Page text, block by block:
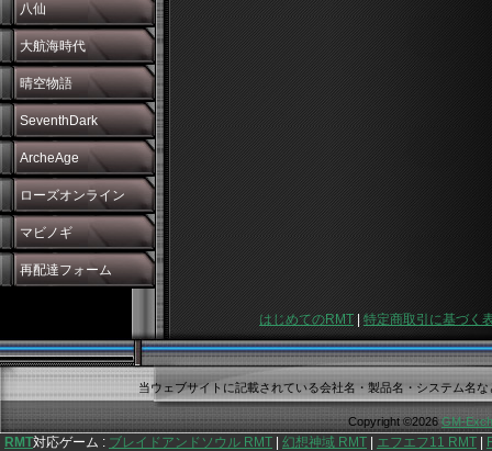
八仙
大航海時代
晴空物語
SeventhDark
ArcheAge
ローズオンライン
マビノギ
再配達フォーム
はじめてのRMT| 特定商取引に基づく
当ウェブサイトに記載されている会社名・製品名・システム名
Copyright ©2026GM-
RMT対応ゲーム : ブレイドアンドソウル RMT 幻想神域 RMT エフエフ11 RMT